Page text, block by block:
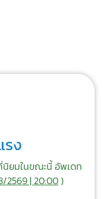
รง
นิยมในขณะนี้ อัพเดท
2569 | 20:00)